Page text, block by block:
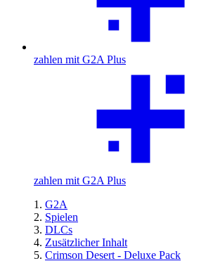
zahlen mit G2A Plus
zahlen mit G2A Plus
G2A
Spielen
DLCs
Zusätzlicher Inhalt
Crimson Desert - Deluxe Pack